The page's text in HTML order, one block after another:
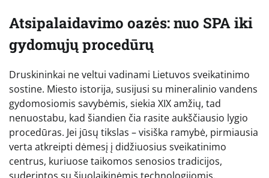
Atsipalaidavimo oazės: nuo SPA iki
gydomųjų procedūrų
Druskininkai ne veltui vadinami Lietuvos sveikatinimo
sostine. Miesto istorija, susijusi su mineralinio vandens
gydomosiomis savybėmis, siekia XIX amžių, tad
nenuostabu, kad šiandien čia rasite aukščiausio lygio
procedūras. Jei jūsų tikslas – visiška ramybė, pirmiausia
verta atkreipti dėmesį į didžiuosius sveikatinimo
centrus, kuriuose taikomos senosios tradicijos,